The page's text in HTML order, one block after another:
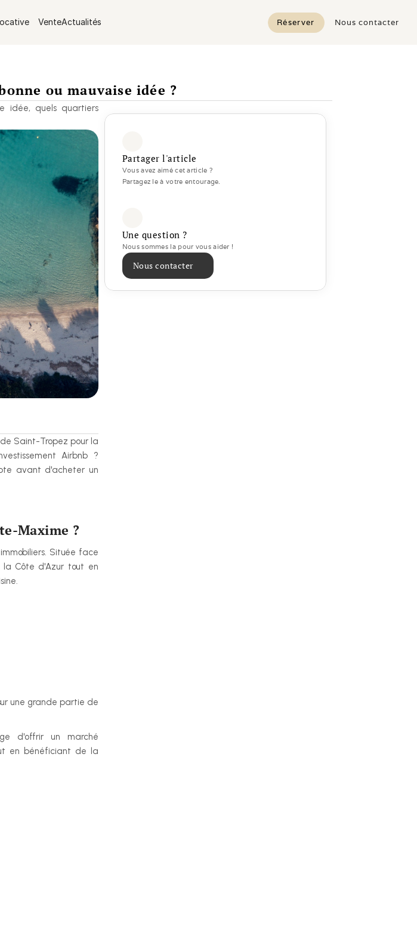
VenteActualités Nous contacter
Réserver
ou mauvaise idée ?
idée, quels quartiers
Saint-Tropez pour la
Airbnb ?
avant d'acheter un
Maxime ?
Située face
la Côte d'Azur tout en
une grande partie de
d'offrir un marché
en bénéficiant de la
Partager l'article
Vous avez aimé cet article ?
Partagez le à votre entourage.
Une question ?
Nous sommes la pour vous aider !
Nous contacter